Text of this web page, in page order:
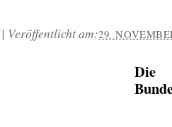
| Veröffentlicht am:29.
Die